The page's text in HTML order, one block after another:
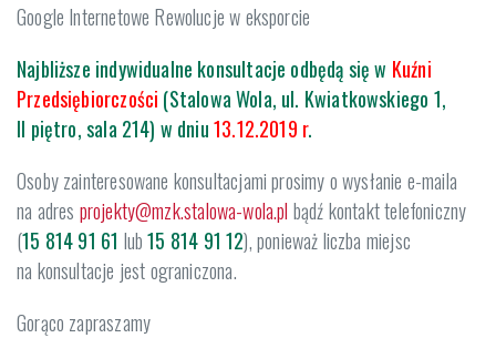
Google Internetowe Rewolucje w eksporcie
Najbliższe indywidualne konsultacje odbędą się w Kuźni
Przedsiębiorczości (Stalowa Wola, ul. Kwiatkowskiego 1,
II piętro, sala 214) w dniu13.12.2019 r.
Osoby zainteresowane konsultacjami prosimy o wysłanie e-maila
na adres projekty@mzk.stalowa-wola.pl bądź kontakt telefoniczny
(15 814 91 61 lub15 814 91 12), ponieważ liczba miejsc
na konsultacje jest ograniczona.
Gorąco zapraszamy